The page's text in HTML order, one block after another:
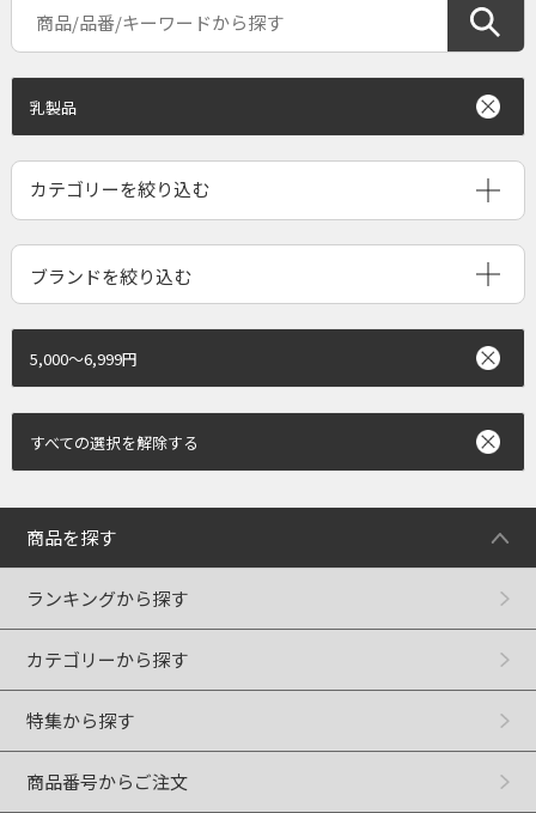
乳製品
ブランドを絞り込む
5,000～6,999円
すべての選択を解除する
商品を探す
ランキングから探す
カテゴリーから探す
特集から探す
商品番号からご注文